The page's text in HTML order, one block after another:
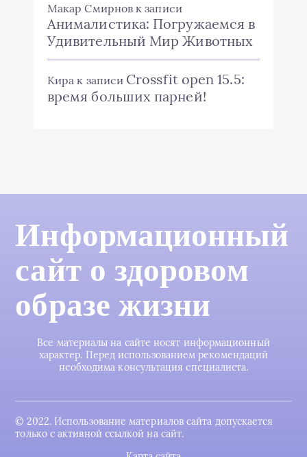
Макар Смирнов к записи
Анималистика: Погружаемся в
Удивительный Мир Животных
Кира к записи Crossfit open 15.5:
время больших парней!
Информационный
сайт о здоровом
образе жизни
Все материалы на сайте носят информационный
характер. Перед использованием рекомендаций
необходима консультация специалиста.
© 2022. Использование материалов сайта допускается
только с активной ссылкой на сайт.